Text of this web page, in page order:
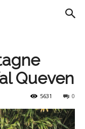
Queven
0
5631